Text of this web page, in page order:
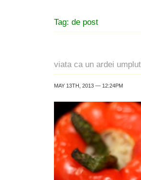
Tag: de post
viata ca un ardei
MAY 13TH, 2013 — 12:24PM